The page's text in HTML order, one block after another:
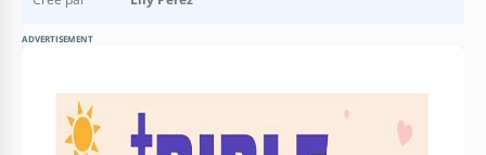
ADVERTISEMENT